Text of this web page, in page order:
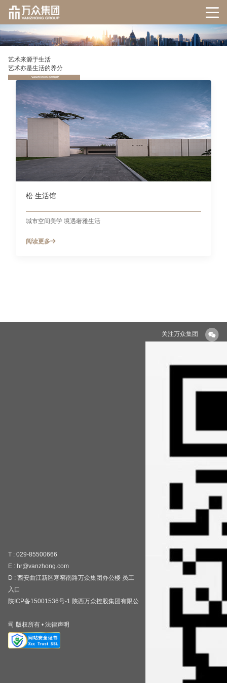
艺术来源于生活
艺术亦是生活的养分
松 生活馆
城市空间美学 境遇奢雅生活
阅读更多
T : 029-85500666
E : hr@vanzhong.com
D : 西安曲江新区寒窑南路万众集团办公楼 员工
入口
陕ICP备15001536号-1 陕西万众控股集团有限公
司 版权所有 • 法律声明
关注万众集团